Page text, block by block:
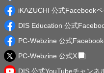
iKAZUCHI 公式Facebook
DIS Education 公式
PC-Webzine 公式
PC-Webzine 公式X
DIS 公式YouTubeチャンネ